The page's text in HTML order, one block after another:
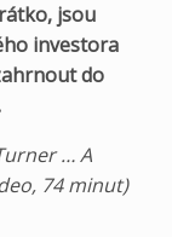
jsou
investora
do
… A
74 minut)